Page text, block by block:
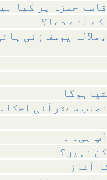
حمزہ پر کیا
لئے دعا؟
یوسف زئی
سےقرآنی
ہی۔ ۔
نہیں؟
آغاز